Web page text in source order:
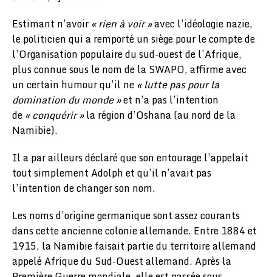
Estimant n’avoir « rien à voir »avec l’idéologie nazie,
le politicien qui a remporté un siège pour le compte de
l’Organisation populaire du sud-ouest de l’Afrique,
plus connue sous le nom de la SWAPO, affirme avec
un certain humour qu’il ne « lutte pas pour la
domination du monde »et n’a pas l’intention
de « conquérir »la région d’Oshana (au nord de la
Namibie).
Il a par ailleurs déclaré que son entourage l’appelait
tout simplement Adolph et qu’il n’avait pas
l’intention de changer son nom.
Les noms d’origine germanique sont assez courants
dans cette ancienne colonie allemande. Entre 1884 et
1915, la Namibie faisait partie du territoire allemand
appelé Afrique du Sud-Ouest allemand. Après la